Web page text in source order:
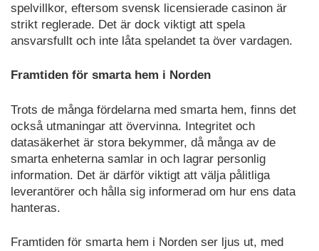
spelvillkor, eftersom svensk licensierade casinon är
strikt reglerade. Det är dock viktigt att spela
ansvarsfullt och inte låta spelandet ta över vardagen.
Framtiden för smarta hem i Norden
Trots de många fördelarna med smarta hem, finns det
också utmaningar att övervinna. Integritet och
datasäkerhet är stora bekymmer, då många av de
smarta enheterna samlar in och lagrar personlig
information. Det är därför viktigt att välja pålitliga
leverantörer och hålla sig informerad om hur ens data
hanteras.
Framtiden för smarta hem i Norden ser ljus ut, med